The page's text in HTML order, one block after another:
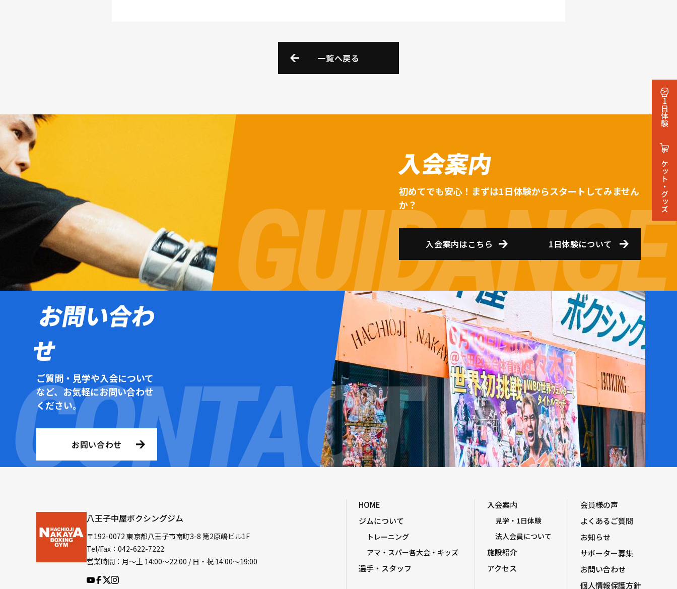
1日体験
チケット・グッズ
一覧へ戻る
入会案内
初めてでも安心！まずは1日体験からスタートしてみません
か？
入会案内はこちら 1日体験について
お問い合わ
せ
ご質問・見学や入会について
など、お気軽にお問い合わせ
ください。
お問い合わせ
八王子中屋ボクシングジム
〒192-0072 東京都八王子市南町3-8 第2原嶋ビル1F
Tel/Fax：042-622-7222
営業時間：月〜土 14:00〜22:00 / 日・祝 14:00〜19:00
HOME
ジムについて
トレーニング
アマ・スパー各大会・キッズ
選手・スタッフ
入会案内
見学・1日体験
法人会員について
施設紹介
アクセス
会員様の声
よくあるご質問
お知らせ
サポーター募集
お問い合わせ
個人情報保護方針